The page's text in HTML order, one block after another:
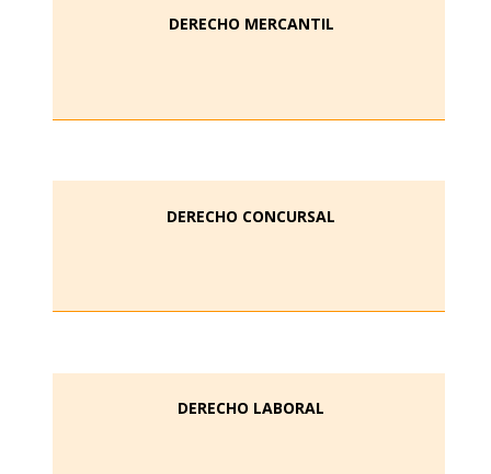
DERECHO MERCANTIL
DERECHO CONCURSAL
DERECHO LABORAL